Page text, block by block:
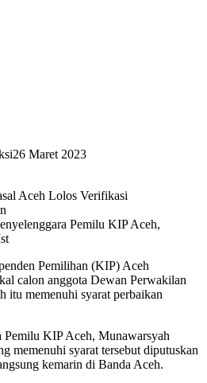
26 Maret 2023
Pemilu KIP Aceh,
Pemilihan (KIP) Aceh
calon anggota Dewan Perwakilan
itu memenuhi syarat perbaikan
KIP Aceh, Munawarsyah
memenuhi syarat tersebut diputuskan
kemarin di Banda Aceh.